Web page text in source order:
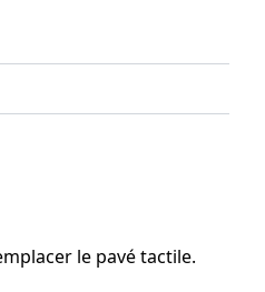
le pavé tactile.